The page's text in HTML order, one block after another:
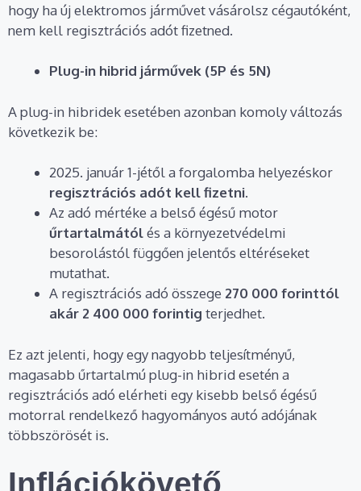
hogy ha új elektromos járművet vásárolsz cégautóként,
nem kell regisztrációs adót fizetned.
Plug-in hibrid járművek (5P és 5N)
A plug-in hibridek esetében azonban komoly változás
következik be:
2025. január 1-jétől a forgalomba helyezéskor
regisztrációs adót kell fizetni.
Az adó mértéke a belső égésű motor
űrtartalmátólés a környezetvédelmi
besorolástól függően jelentős eltéréseket
mutathat.
A regisztrációs adó összege 270 000 forinttól
akár 2 400 000 forintig terjedhet.
Ez azt jelenti, hogy egy nagyobb teljesítményű,
magasabb űrtartalmú plug-in hibrid esetén a
regisztrációs adó elérheti egy kisebb belső égésű
motorral rendelkező hagyományos autó adójának
többszörösét is.
Inflációkövető